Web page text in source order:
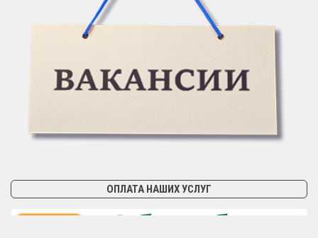
ОПЛАТА НАШИХ УСЛУГ